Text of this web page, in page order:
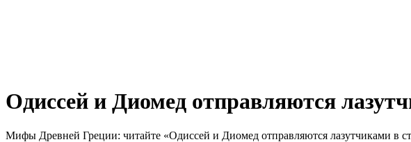
Одиссей и Диомед отправляются
Мифы Древней Греции: читайте «Одиссей и Диомед отправляются лазутчиками в